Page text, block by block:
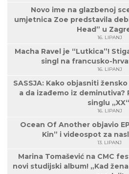
Novo ime na glazbenoj
umjetnica Zoe predstavila
Head” u
16. LIPANJ
Macha Ravel je “Lutkica”!
singl na francusko-
16. LIPANJ
SASSJA: Kako objasniti
a da izađemo iz deminutiva?
singlu
16. LIPANJ
Ocean Of Another objavio
Kin” i videospot za
13. LIPANJ
Marina Tomašević na CMC
novi studijski album! „Kad